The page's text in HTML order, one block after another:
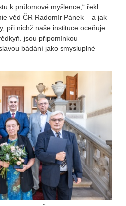
k průlomové myšlence,“ řekl
věd ČR Radomír Pánek – a jak
při nichž naše instituce oceňuje
jsou připomínkou
bádání jako smysluplné